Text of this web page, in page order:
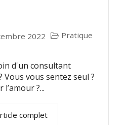
2022
Pratique
d'un consultant
Vous vous sentez seul ?
?...
complet